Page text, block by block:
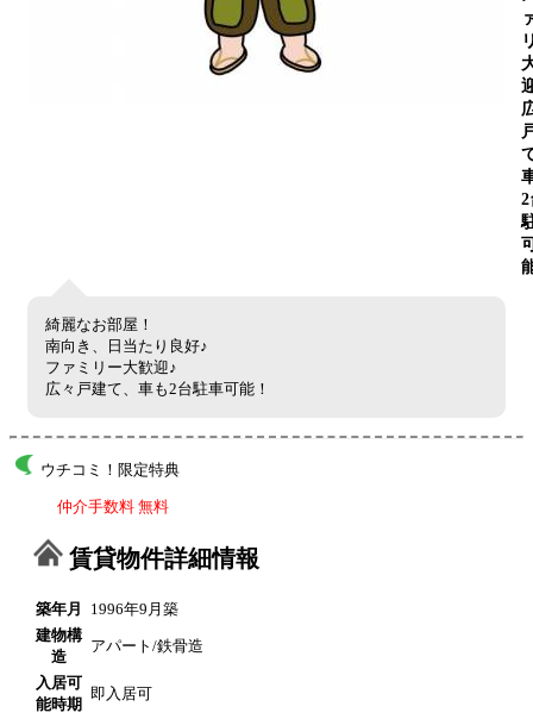
2
綺麗なお部屋！
南向き、日当たり良好♪
ファミリー大歓迎♪
広々戸建て、車も2台駐車可能！
ウチコミ！限定特典
仲介手数料 無料
賃貸物件詳細情報
築年月
1996年9月築
建物構
造
アパート/鉄骨造
入居可
能時期
即入居可